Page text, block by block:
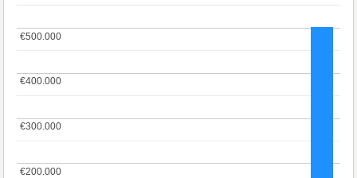
€200.000
€200.000
€300.000
€300.000
€400.000
€400.000
€500.000
€500.000